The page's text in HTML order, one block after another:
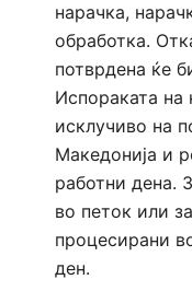
нарачка,
обработка.
потврдена ќе
Испораката на
исклучиво на
Македонија и
работни дена.
во петок или
процесирани
ден.